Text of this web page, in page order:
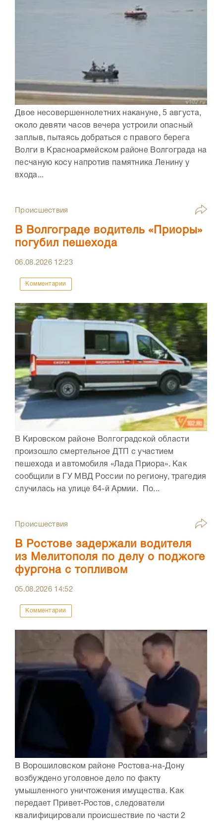
Двое несовершеннолетних накануне, 5 августа,
около девяти часов вечера устроили опасный
заплыв, пытаясь добраться с правого берега
Волги в Красноармейском районе Волгограда на
песчаную косу напротив памятника Ленину у
входа...
Происшествия
В Волгограде водитель «Приоры»
погубил пешехода
06.08.2026 12:23
Комментарии
В Кировском районе Волгоградской области
произошло смертельное ДТП с участием
пешехода и автомобиля «Лада Приора». Как
сообщили в ГУ МВД России по региону, трагедия
случилась на улице 64-й Армии. По...
Происшествия
В Ростове задержали водителя
из Мелитополя по делу о поджоге
фургона с топливом
05.08.2026 14:52
Комментарии
В Ворошиловском районе Ростова-на-Дону
возбуждено уголовное дело по факту
умышленного уничтожения имущества. Как
передает Привет-Ростов, следователи
квалифицировали происшествие по части 2